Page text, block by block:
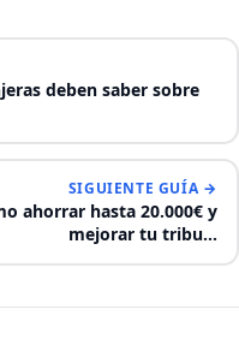
deben saber sobre
SIGUIENTE GUÍA →
ahorrar hasta 20.000€ y
mejorar tu tribu…